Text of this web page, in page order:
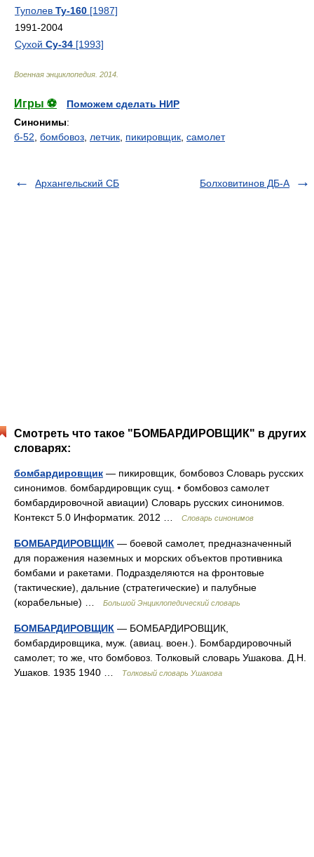
Туполев Ту-160 [1987]
1991-2004
Сухой Су-34 [1993]
Военная энциклопедия 2014
Игры ⚽
Поможем сделать НИР
Синонимы:
б-52 бомбовоз летчик пикировщик самолет
Архангельский СБ Болховитинов ДБ-А
Смотреть что такое "БОМБАРДИРОВЩИК" в других
словарях:
бомбардировщик — пикировщик, бомбовоз Словарь русских
синонимов. бомбардировщик сущ. • бомбовоз самолет
бомбардировочной авиации) Словарь русских синонимов.
Контекст 5.0 Информатик. 2012 …
Словарь синонимов
БОМБАРДИРОВЩИК — боевой самолет, предназначенный
для поражения наземных и морских объектов противника
бомбами и ракетами. Подразделяются на фронтовые
(тактические), дальние (стратегические) и палубные
(корабельные) …
Большой Энциклопедический словарь
БОМБАРДИРОВЩИК — БОМБАРДИРОВЩИК,
бомбардировщика, муж. (авиац. воен.). Бомбардировочный
самолет; то же, что бомбовоз. Толковый словарь Ушакова. Д.Н.
Ушаков. 1935 1940 …
Толковый словарь Ушакова